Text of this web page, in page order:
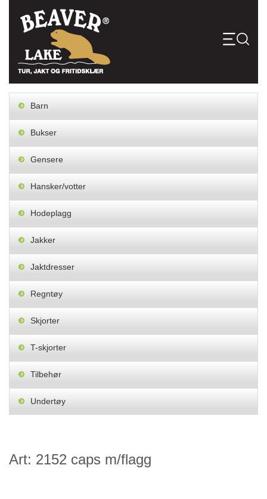
content
Barn
Bukser
Gensere
Hansker/votter
Hodeplagg
Jakker
Jaktdresser
Regntøy
Skjorter
T-skjorter
Tilbehør
Undertøy
Art: 2152 caps m/flagg